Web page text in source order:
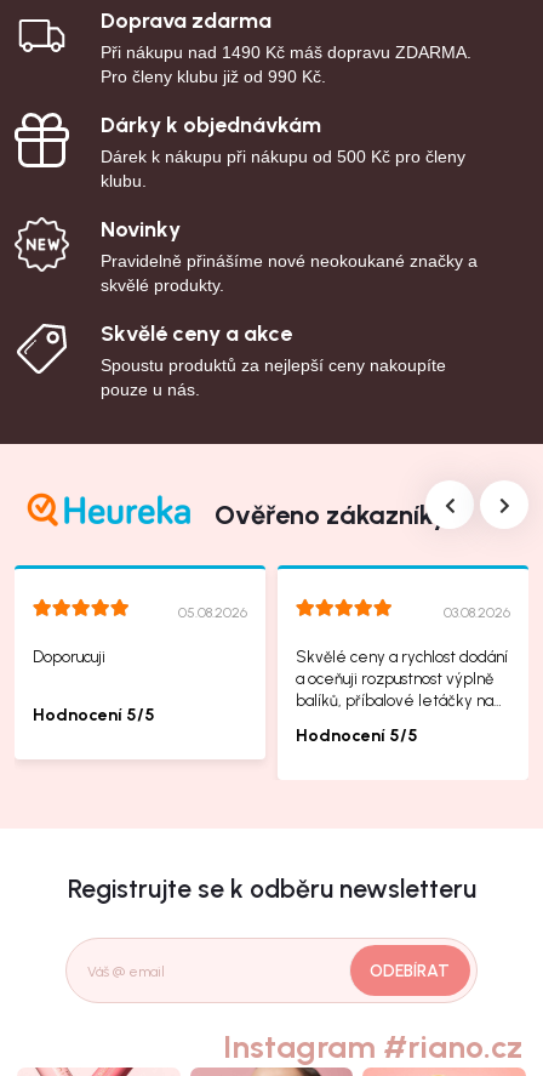
Doprava zdarma
Při nákupu nad 1490 Kč máš dopravu ZDARMA.
Pro členy klubu již od 990 Kč.
Dárky k objednávkám
Dárek k nákupu při nákupu od 500 Kč pro členy
klubu.
Novinky
Pravidelně přinášíme nové neokoukané značky a
skvělé produkty.
Skvělé ceny a akce
Spoustu produktů za nejlepší ceny nakoupíte
pouze u nás.
Ověřeno zákazníky
05.08.2026
Doporucuji
Hodnocení 5/5
03.08.2026
Skvělé ceny a rychlost dodání
a oceňuji rozpustnost výplně
balíků, příbalové letáčky na
Hodnocení 5/5
Registrujte se k odběru newsletteru
ODEBÍRAT
Instagram #riano.cz